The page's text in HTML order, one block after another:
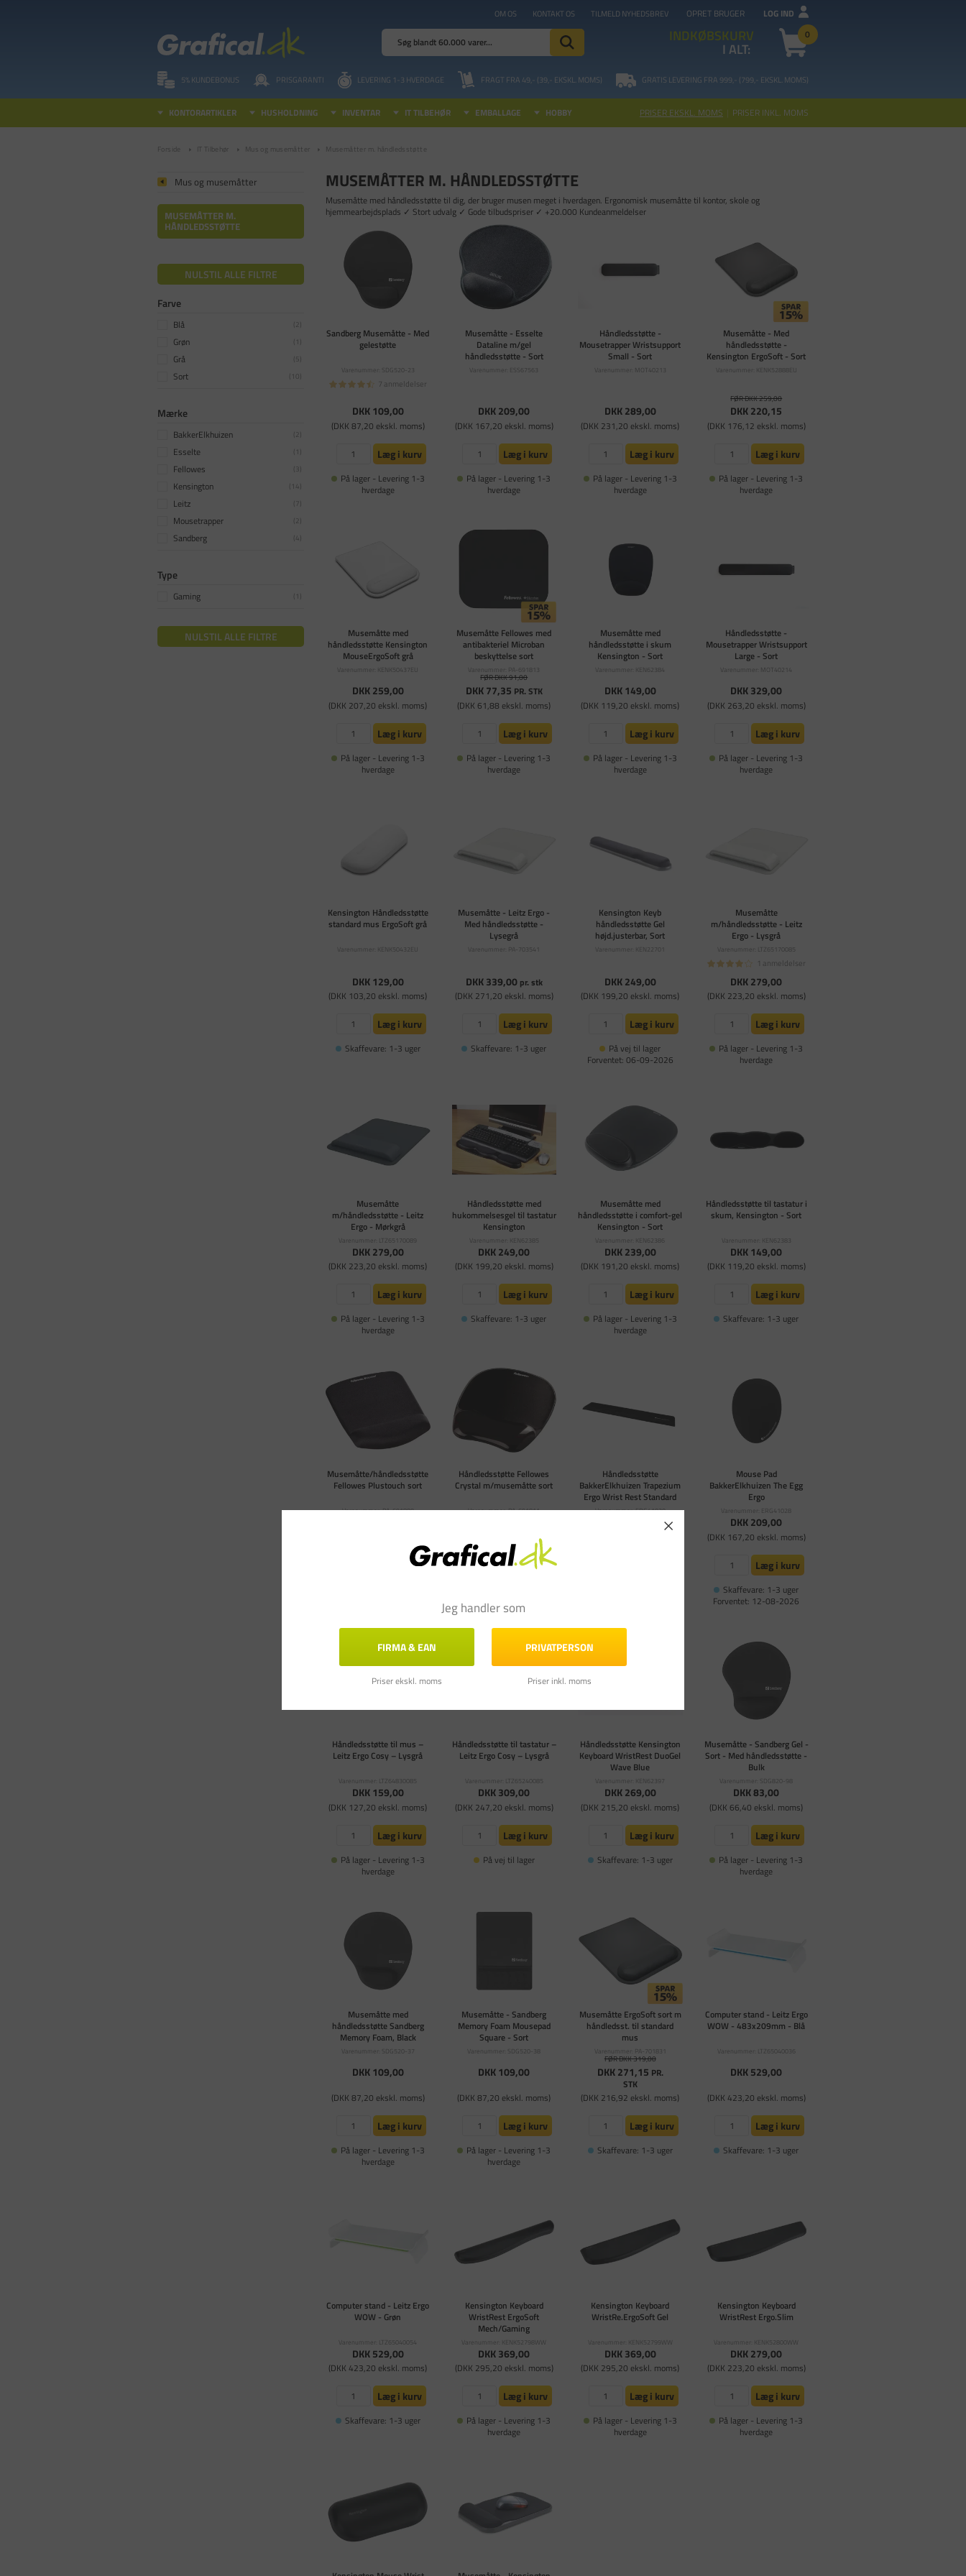
OM OS KONTAKT OS TILMELD NYHEDSBREV OPRET BRUGER LOG IND
INDKØBSKURV 0
I ALT:
5% KUNDEBONUS PRISGARANTI LEVERING 1-3 HVERDAGE FRAGT FRA 49,- (39,- EKSKL. MOMS) GRATIS LEVERING FRA 999,- (799,- EKSKL. MOMS)
KONTORARTIKLER HUSHOLDNING INVENTAR IT TILBEHØR EMBALLAGE HOBBY PRISER EKSKL. MOMS | PRISER INKL. MOMS
Forside IT Tilbehør Mus og musemåtter Musemåtter m. håndledsstøtte
Mus og musemåtter
MUSEMÅTTER M.
HÅNDLEDSSTØTTE
NULSTIL ALLE FILTRE
Farve
Blå (2 )
Grøn ( 1 )
Grå ( 5)
Sort ( 10)
Mærke
BakkerElkhuizen (2 )
Esselte ( 1 )
Fellowes ( 3)
Kensington ( 14)
Leitz ( 7)
Mousetrapper (2 )
Sandberg (4)
Type
Gaming ( 1 )
NULSTIL ALLE FILTRE
MUSEMÅTTER M. HÅNDLEDSSTØTTE
Musemåtte med håndledsstøtte til dig, der bruger musen meget i hverdagen. Ergonomisk musemåtte til kontor, skole og
hjemmearbejdsplads ✓ Stort udvalg ✓ Gode tilbudspriser ✓ +20.000 Kundeanmeldelser
Sandberg Musemåtte - Med
gelestøtte
Varenummer: SDG520-23
7 anmeldelser
DKK 109,00
(DKK 87,20 ekskl. moms)
Læg i kurv
På lager - Levering 1-3
hverdage
Musemåtte - Esselte
Dataline m/gel
håndledsstøtte - Sort
Varenummer: ESS67563
DKK 209,00
(DKK 167,20 ekskl. moms)
Læg i kurv
På lager - Levering 1-3
hverdage
Håndledsstøtte -
Mousetrapper Wristsupport
Small - Sort
Varenummer: MOT40213
DKK 289,00
(DKK 231,20 ekskl. moms)
Læg i kurv
På lager - Levering 1-3
hverdage
Musemåtte - Med
håndledsstøtte -
Kensington ErgoSoft - Sort
Varenummer: KENK52888EU
FØR DKK 259,00
DKK 220,15
(DKK 176,12 ekskl. moms)
Læg i kurv
På lager - Levering 1-3
hverdage
Musemåtte med
håndledsstøtte Kensington
MouseErgoSoft grå
Varenummer: KENK50437EU
DKK 259,00
(DKK 207,20 ekskl. moms)
Læg i kurv
På lager - Levering 1-3
hverdage
Musemåtte Fellowes med
antibakteriel Microban
beskyttelse sort
Varenummer: PA-691813
FØR DKK 91,00
DKK 77,35 PR. STK
(DKK 61,88 ekskl. moms)
Læg i kurv
På lager - Levering 1-3
hverdage
Musemåtte med
håndledsstøtte i skum
Kensington - Sort
Varenummer: KEN62384
DKK 149,00
(DKK 119,20 ekskl. moms)
Læg i kurv
På lager - Levering 1-3
hverdage
Håndledsstøtte -
Mousetrapper Wristsupport
Large - Sort
Varenummer: MOT40214
DKK 329,00
(DKK 263,20 ekskl. moms)
Læg i kurv
På lager - Levering 1-3
hverdage
Kensington Håndledsstøtte
standard mus ErgoSoft grå
Varenummer: KENK50432EU
DKK 129,00
(DKK 103,20 ekskl. moms)
Læg i kurv
Skaffevare: 1-3 uger
Musemåtte - Leitz Ergo -
Med håndledsstøtte -
Lysegrå
Varenummer: PA-703541
DKK 339,00pr. stk
(DKK 271,20 ekskl. moms)
Læg i kurv
Skaffevare: 1-3 uger
Kensington Keyb
håndledsstøtte Gel
højd.justerbar, Sort
Varenummer: KEN22701
DKK 249,00
(DKK 199,20 ekskl. moms)
Læg i kurv
På vej til lager
Forventet: 06-09-2026
Musemåtte
m/håndledsstøtte - Leitz
Ergo - Lysgrå
Varenummer: LTZ65170085
1 anmeldelser
DKK 279,00
(DKK 223,20 ekskl. moms)
Læg i kurv
På lager - Levering 1-3
hverdage
Musemåtte
m/håndledsstøtte - Leitz
Ergo - Mørkgrå
Varenummer: LTZ65170089
DKK 279,00
(DKK 223,20 ekskl. moms)
Læg i kurv
På lager - Levering 1-3
hverdage
Håndledsstøtte med
hukommelsesgel til tastatur
Kensington
Varenummer: KEN62385
DKK 249,00
(DKK 199,20 ekskl. moms)
Læg i kurv
Skaffevare: 1-3 uger
Musemåtte med
håndledsstøtte i comfort-gel
Kensington - Sort
Varenummer: KEN62386
DKK 239,00
(DKK 191,20 ekskl. moms)
Læg i kurv
På lager - Levering 1-3
hverdage
Håndledsstøtte til tastatur i
skum, Kensington - Sort
Varenummer: KEN62383
DKK 149,00
(DKK 119,20 ekskl. moms)
Læg i kurv
Skaffevare: 1-3 uger
Musemåtte/håndledsstøtte
Fellowes Plustouch sort
Varenummer: PA-691800
Læg i kurv
Håndledsstøtte Fellowes
Crystal m/musemåtte sort
Varenummer: PA-691811
(DKK 215,20 ekskl. moms)
Læg i kurv
Håndledsstøtte
BakkerElkhuizen Trapezium
Ergo Wrist Rest Standard
Varenummer: ERG41030
Mouse Pad
BakkerElkhuizen The Egg
Ergo
Varenummer: ERG41028
DKK 209,00
(DKK 167,20 ekskl. moms)
Læg i kurv
Skaffevare: 1-3 uger
Forventet: 12-08-2026
Håndledsstøtte til mus –
Leitz Ergo Cosy – Lysgrå
Varenummer: LTZ64830085
DKK 159,00
(DKK 127,20 ekskl. moms)
Læg i kurv
På lager - Levering 1-3
hverdage
Håndledsstøtte til tastatur –
Leitz Ergo Cosy – Lysgrå
Varenummer: LTZ65240085
DKK 309,00
(DKK 247,20 ekskl. moms)
Læg i kurv
På vej til lager
Håndledsstøtte Kensington
Keyboard WristRest DuoGel
Wave Blue
Varenummer: KEN62397
DKK 269,00
(DKK 215,20 ekskl. moms)
Læg i kurv
Skaffevare: 1-3 uger
Musemåtte - Sandberg Gel -
Sort - Med håndledsstøtte -
Bulk
Varenummer: SDG820-98
DKK 83,00
(DKK 66,40 ekskl. moms)
Læg i kurv
På lager - Levering 1-3
hverdage
Musemåtte med
håndledsstøtte Sandberg
Memory Foam, Black
Varenummer: SDG520-37
DKK 109,00
(DKK 87,20 ekskl. moms)
Læg i kurv
På lager - Levering 1-3
hverdage
Musemåtte - Sandberg
Memory Foam Mousepad
Square - Sort
Varenummer: SDG520-38
DKK 109,00
(DKK 87,20 ekskl. moms)
Læg i kurv
På lager - Levering 1-3
hverdage
Musemåtte ErgoSoft sort m
håndledsst. til standard
mus
Varenummer: PA-701831
FØR DKK 319,00
DKK 271,15 PR.
STK
(DKK 216,92 ekskl. moms)
Læg i kurv
Skaffevare: 1-3 uger
Computer stand - Leitz Ergo
WOW - 483x209mm - Blå
Varenummer: LTZ65040036
DKK 529,00
(DKK 423,20 ekskl. moms)
Læg i kurv
Skaffevare: 1-3 uger
Computer stand - Leitz Ergo
WOW - Grøn
Varenummer: LTZ65040054
DKK 529,00
(DKK 423,20 ekskl. moms)
Læg i kurv
Skaffevare: 1-3 uger
Kensington Keyboard
WristRest ErgoSoft
Mech/Gaming
Varenummer: KENK52798WW
DKK 369,00
(DKK 295,20 ekskl. moms)
Læg i kurv
På lager - Levering 1-3
hverdage
Kensington Keyboard
WristRe.ErgoSoft Gel
Varenummer: KENK52799WW
DKK 369,00
(DKK 295,20 ekskl. moms)
Læg i kurv
På lager - Levering 1-3
hverdage
Kensington Keyboard
WristRest Ergo.Slim
Varenummer: KENK52800WW
DKK 279,00
(DKK 223,20 ekskl. moms)
Læg i kurv
På lager - Levering 1-3
hverdage
Jeg handler som
FIRMA & EAN
Priser ekskl. moms
PRIVATPERSON
Priser inkl. moms